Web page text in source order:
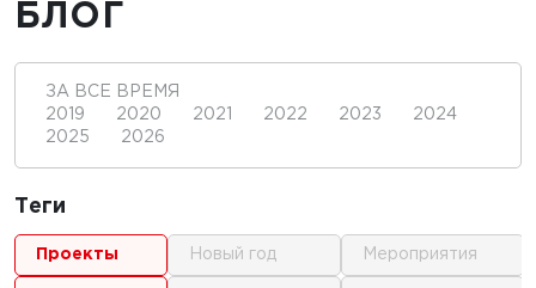
БЛОГ
ЗА ВСЕ ВРЕМЯ
2019
2020 2021 2022 2023
2024
2025
2026
Теги
проекты новый год мероприятия